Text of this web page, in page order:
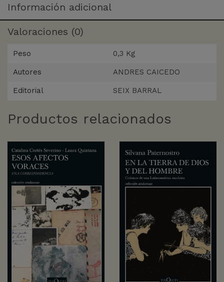
Información adicional
Valoraciones (0)
Peso 0,3 Kg
Autores ANDRES CAICEDO
Editorial SEIX BARRAL
Productos relacionados